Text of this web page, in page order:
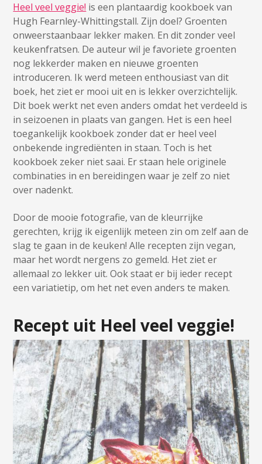
Heel veel veggie! is een plantaardig kookboek van
Hugh Fearnley-Whittingstall. Zijn doel? Groenten
onweerstaanbaar lekker maken. En dit zonder veel
keukenfratsen. De auteur wil je favoriete groenten
nog lekkerder maken en nieuwe groenten
introduceren. Ik werd meteen enthousiast van dit
boek, het ziet er mooi uit en is lekker overzichtelijk.
Dit boek werkt net even anders omdat het verdeeld is
in seizoenen in plaats van gangen. Het is een heel
toegankelijk kookboek zonder dat er heel veel
onbekende ingrediënten in staan. Toch is het
kookboek zeker niet saai. Er staan hele originele
combinaties in en bereidingen waar je zelf zo niet
over nadenkt.
Door de mooie fotografie, van de kleurrijke
gerechten, krijg ik eigenlijk meteen zin om zelf aan de
slag te gaan in de keuken! Alle recepten zijn vegan,
maar het wordt nergens zo gemeld. Het ziet er
allemaal zo lekker uit. Ook staat er bij ieder recept
een variatietip, om het net even anders te maken.
Recept uit Heel veel veggie!